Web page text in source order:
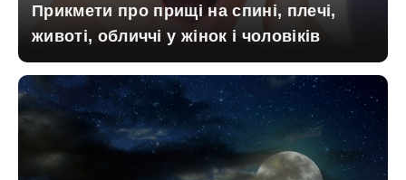
Прикмети про прищі на спині, плечі,
животі, обличчі у жінок і чоловіків